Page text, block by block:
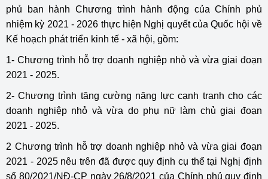
phủ ban hành Chương trình hành động của Chính phủ
nhiệm kỳ 2021 - 2026 thực hiện Nghị quyết của Quốc hội về
Kế hoạch phát triển kinh tế - xã hội, gồm:
1- Chương trình hỗ trợ doanh nghiệp nhỏ và vừa giai đoạn
2021 - 2025.
2- Chương trình tăng cường năng lực cạnh tranh cho các
doanh nghiệp nhỏ và vừa do phụ nữ làm chủ giai đoạn
2021 - 2025.
2 Chương trình hỗ trợ doanh nghiệp nhỏ và vừa giai đoạn
2021 - 2025 nêu trên đã được quy định cụ thể tại Nghị định
số 80/2021/NĐ-CP ngày 26/8/2021 của Chính phủ quy định